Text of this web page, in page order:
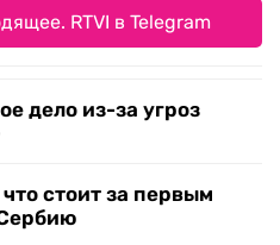
RTVI в Telegram
дело из-за угроз
стоит за первым